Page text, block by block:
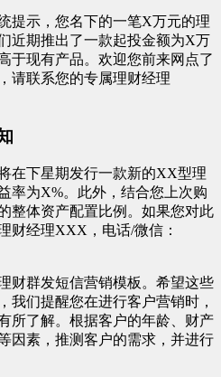
提示，您名下的一笔X万元的理
近期推出了一款起投金额为X万
于现有产品。欢迎您前来网点了
请联系您的专属理财经理
在下星期发行一款新的XX型理
率为X%。此外，结合您上次购
整体资产配置比例。如果您对此
财经理XXX，电话/微信：
财群发短信营销模板。希望这些
我们提醒您在进行客户营销时，
所了解。根据客户的年龄、财产
因素，推测客户的需求，并进行